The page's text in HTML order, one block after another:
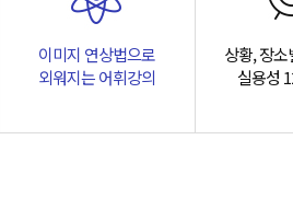
이미지 연상법으로
외워지는 어휘강의
상황, 장
실용성
실용성 120%강의
별 단위정보를 전달하고 복습, 연습활동을 연결
통해 러시아어 어휘를 완전정복 할 수 있다!